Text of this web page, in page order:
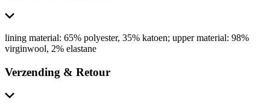
lining material: 65% polyester, 35% katoen; upper material: 98%
virginwool, 2% elastane
Verzending & Retour